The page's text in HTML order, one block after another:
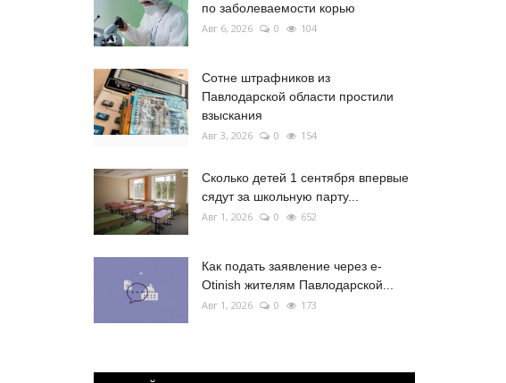
по заболеваемости корью
Авг 6, 2026 0 104
Сотне штрафников из
Павлодарской области простили
взыскания
Авг 3, 2026 0 154
Сколько детей 1 сентября впервые
сядут за школьную парту...
Авг 1, 2026 0 652
Как подать заявление через e-
Otinish жителям Павлодарской...
Авг 1, 2026 0 173